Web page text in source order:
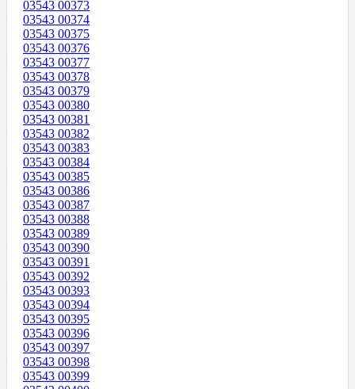
03543 00373
03543 00374
03543 00375
03543 00376
03543 00377
03543 00378
03543 00379
03543 00380
03543 00381
03543 00382
03543 00383
03543 00384
03543 00385
03543 00386
03543 00387
03543 00388
03543 00389
03543 00390
03543 00391
03543 00392
03543 00393
03543 00394
03543 00395
03543 00396
03543 00397
03543 00398
03543 00399